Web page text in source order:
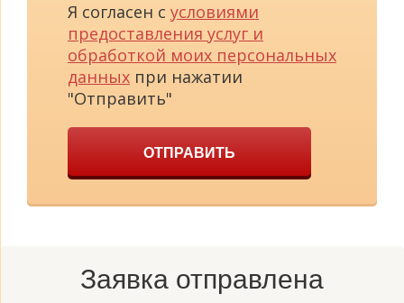
Я согласен с условиями
предоставления услуг и
обработкой моих персональных
данных при нажатии
"Отправить"
ОТПРАВИТЬ
Заявка отправлена